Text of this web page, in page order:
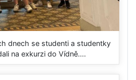
dnech se studenti a studentky
na exkurzi do Vídně....